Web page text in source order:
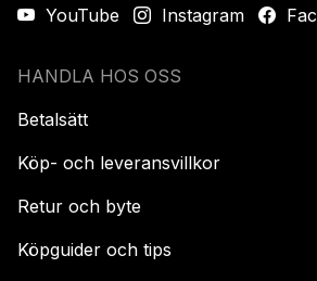
YouTube
Instagram
HANDLA HOS OSS
Betalsätt
Köp- och leveransvillkor
Retur och byte
Köpguider och tips